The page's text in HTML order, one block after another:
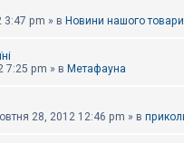
3:47 pm » в Новини нашого
7:25 pm » в Метафауна
28, 2012 12:46 pm » в